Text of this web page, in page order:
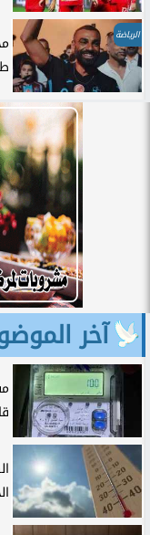
الرياضة
آخر